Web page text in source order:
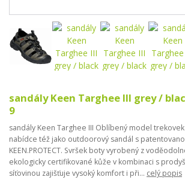
sandály Keen Targhee III grey /
9
sandály Keen Targhee III Oblíbený model
nabídce též jako outdoorový sandál s
KEEN.PROTECT. Svršek boty vyrobený z
ekologicky certifikované kůže v kombinaci s
síťovinou zajišťuje vysoký komfort i při... celý popis